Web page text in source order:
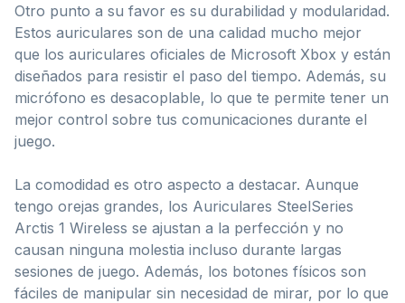
Otro punto a su favor es su durabilidad y modularidad.
Estos auriculares son de una calidad mucho mejor
que los auriculares oficiales de Microsoft Xbox y están
diseñados para resistir el paso del tiempo. Además, su
micrófono es desacoplable, lo que te permite tener un
mejor control sobre tus comunicaciones durante el
juego.
La comodidad es otro aspecto a destacar. Aunque
tengo orejas grandes, los Auriculares SteelSeries
Arctis 1 Wireless se ajustan a la perfección y no
causan ninguna molestia incluso durante largas
sesiones de juego. Además, los botones físicos son
fáciles de manipular sin necesidad de mirar, por lo que